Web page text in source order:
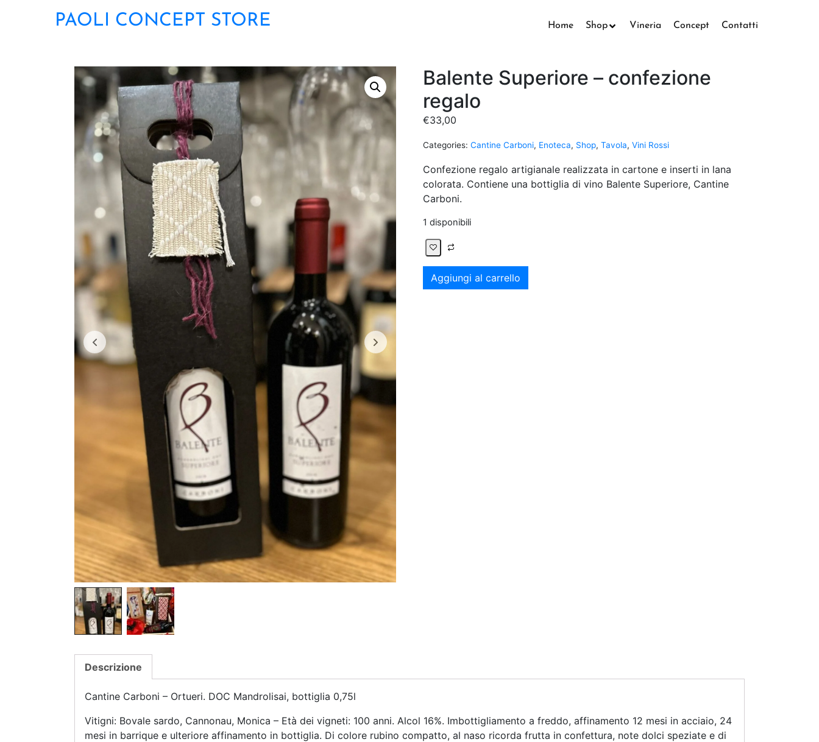
PAOLI CONCEPT STORE Home Shop Vineria Concept Contatti
Balente Superiore – confezione
regalo
€33,00
Categories: Cantine Carboni, Enoteca, Shop, Tavola, Vini Rossi
Confezione regalo artigianale realizzata in cartone e inserti in lana
colorata. Contiene una bottiglia di vino Balente Superiore, Cantine
Carboni.
1 disponibili
Aggiungi al carrello
Descrizione
Cantine Carboni – Ortueri. DOC Mandrolisai, bottiglia 0,75l
Vitigni: Bovale sardo, Cannonau, Monica – Età dei vigneti: 100 anni. Alcol 16%. Imbottigliamento a freddo, affinamento 12 mesi in acciaio, 24
mesi in barrique e ulteriore affinamento in bottiglia. Di colore rubino compatto, al naso ricorda frutta in confettura, note dolci speziate e di